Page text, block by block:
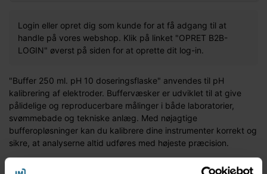
Login eller opret dig som kunde for at få adgang til at
handle på vores webshop. Klik på linket "OPRET B2B-
LOGIN" øverst på siden for at oprette dit log-in.
"Buffer 250 ml. pH 10 doseringsflaske" anvendes til pH
kalibrering af elektroder. Buffervæsker er udviklet til at give
pålidelige og reproducerbare målinger i både laboratorier,
svømmebade og tekniske anlæg. Med nøjagtige
bufferopløsninger kan du kalibrere dine instrumenter korrekt og
sikre, at analyserne altid udføres med højeste præcision.